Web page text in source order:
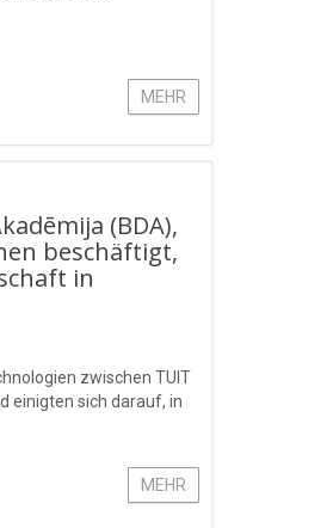
MEHR
(BDA),
beschäftigt,
in
zwischen TUIT
einigten sich darauf, in
MEHR